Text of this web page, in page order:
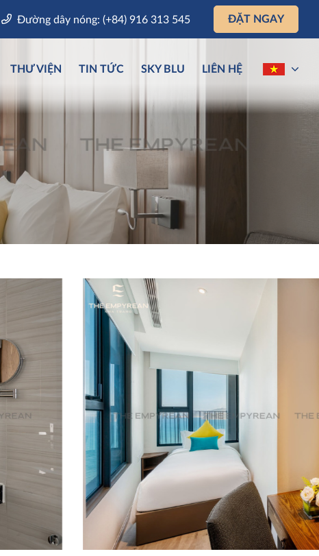
THƯ VIỆN TIN TỨC SKY BLU LIÊN HỆ
Đường dây nóng: (+84) 916 313 545 ĐẶT NGAY